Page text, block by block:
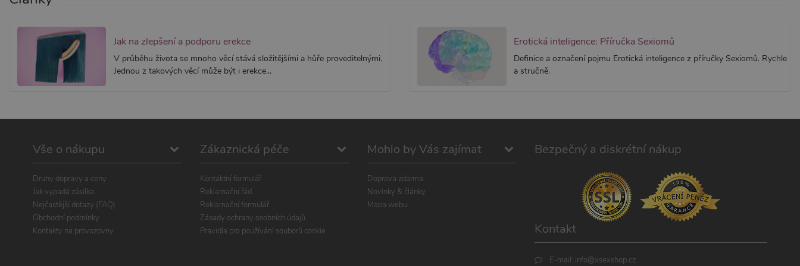
Jak na zlepšení a podporu erekce
V průběhu života se mnoho věcí stává složitějšími a hůře proveditelnými.
Jednou z takových věcí může být i erekce...
Erotická inteligence: Příručka Sexiomů
Definice a označení pojmu Erotická inteligence z příručky Sexiomů. Rychle
a stručně.
Vše o nákupu
Druhy dopravy a ceny
Jak vypadá zásilka
Nejčastější dotazy (FAQ)
Obchodní podmínky
Kontakty na provozovny
Zákaznická péče
Kontaktní formulář
Reklamační řád
Reklamační formulář
Zásady ochrany osobních údajů
Pravidla pro používání souborů cookie
Mohlo by Vás zajímat
Doprava zdarma
Novinky & články
Mapa webu
Bezpečný a diskrétní nákup
Kontakt
E-mail: info@xsexshop.cz